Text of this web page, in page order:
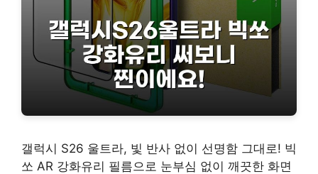
갤럭시 S26 울트라, 빛 반사 없이 선명함 그대로! 빅
쏘 AR 강화유리 필름으로 눈부심 없이 깨끗한 화면